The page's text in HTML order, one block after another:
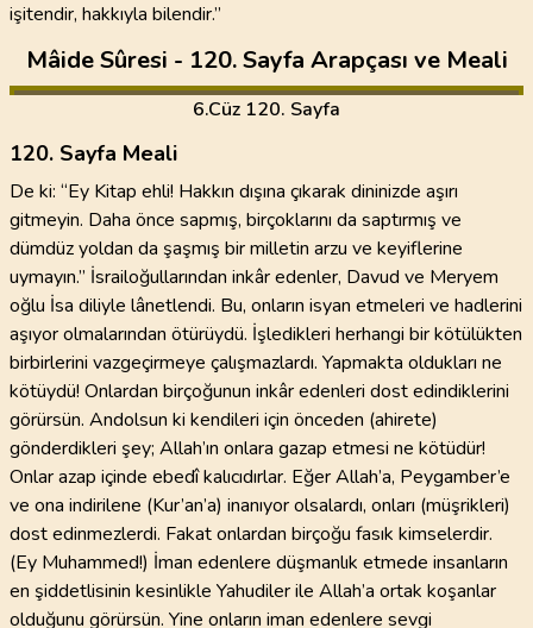
işitendir, hakkıyla bilendir.”
Mâide Sûresi - 120. Sayfa Arapçası ve Meali
6.Cüz 120. Sayfa
120. Sayfa Meali
De ki: “Ey Kitap ehli! Hakkın dışına çıkarak dininizde aşırı
gitmeyin. Daha önce sapmış, birçoklarını da saptırmış ve
dümdüz yoldan da şaşmış bir milletin arzu ve keyiflerine
uymayın.” İsrailoğullarından inkâr edenler, Davud ve Meryem
oğlu İsa diliyle lânetlendi. Bu, onların isyan etmeleri ve hadlerini
aşıyor olmalarından ötürüydü. İşledikleri herhangi bir kötülükten
birbirlerini vazgeçirmeye çalışmazlardı. Yapmakta oldukları ne
kötüydü! Onlardan birçoğunun inkâr edenleri dost edindiklerini
görürsün. Andolsun ki kendileri için önceden (ahirete)
gönderdikleri şey; Allah’ın onlara gazap etmesi ne kötüdür!
Onlar azap içinde ebedî kalıcıdırlar. Eğer Allah’a, Peygamber’e
ve ona indirilene (Kur’an’a) inanıyor olsalardı, onları (müşrikleri)
dost edinmezlerdi. Fakat onlardan birçoğu fasık kimselerdir.
(Ey Muhammed!) İman edenlere düşmanlık etmede insanların
en şiddetlisinin kesinlikle Yahudiler ile Allah’a ortak koşanlar
olduğunu görürsün. Yine onların iman edenlere sevgi